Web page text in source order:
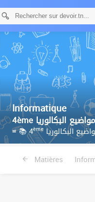
Informatique
≡ 📚 4ème البكالوريا
Matières